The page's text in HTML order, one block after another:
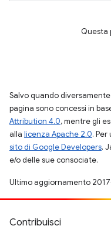
Questa
Salvo quando
pagina sono concessi in
Attribution 4.0, mentre gli
alla licenza Apache 2.0.
sito di Google Developers.
e/o delle sue consociate.
Ultimo aggiornamento
Contribuisci